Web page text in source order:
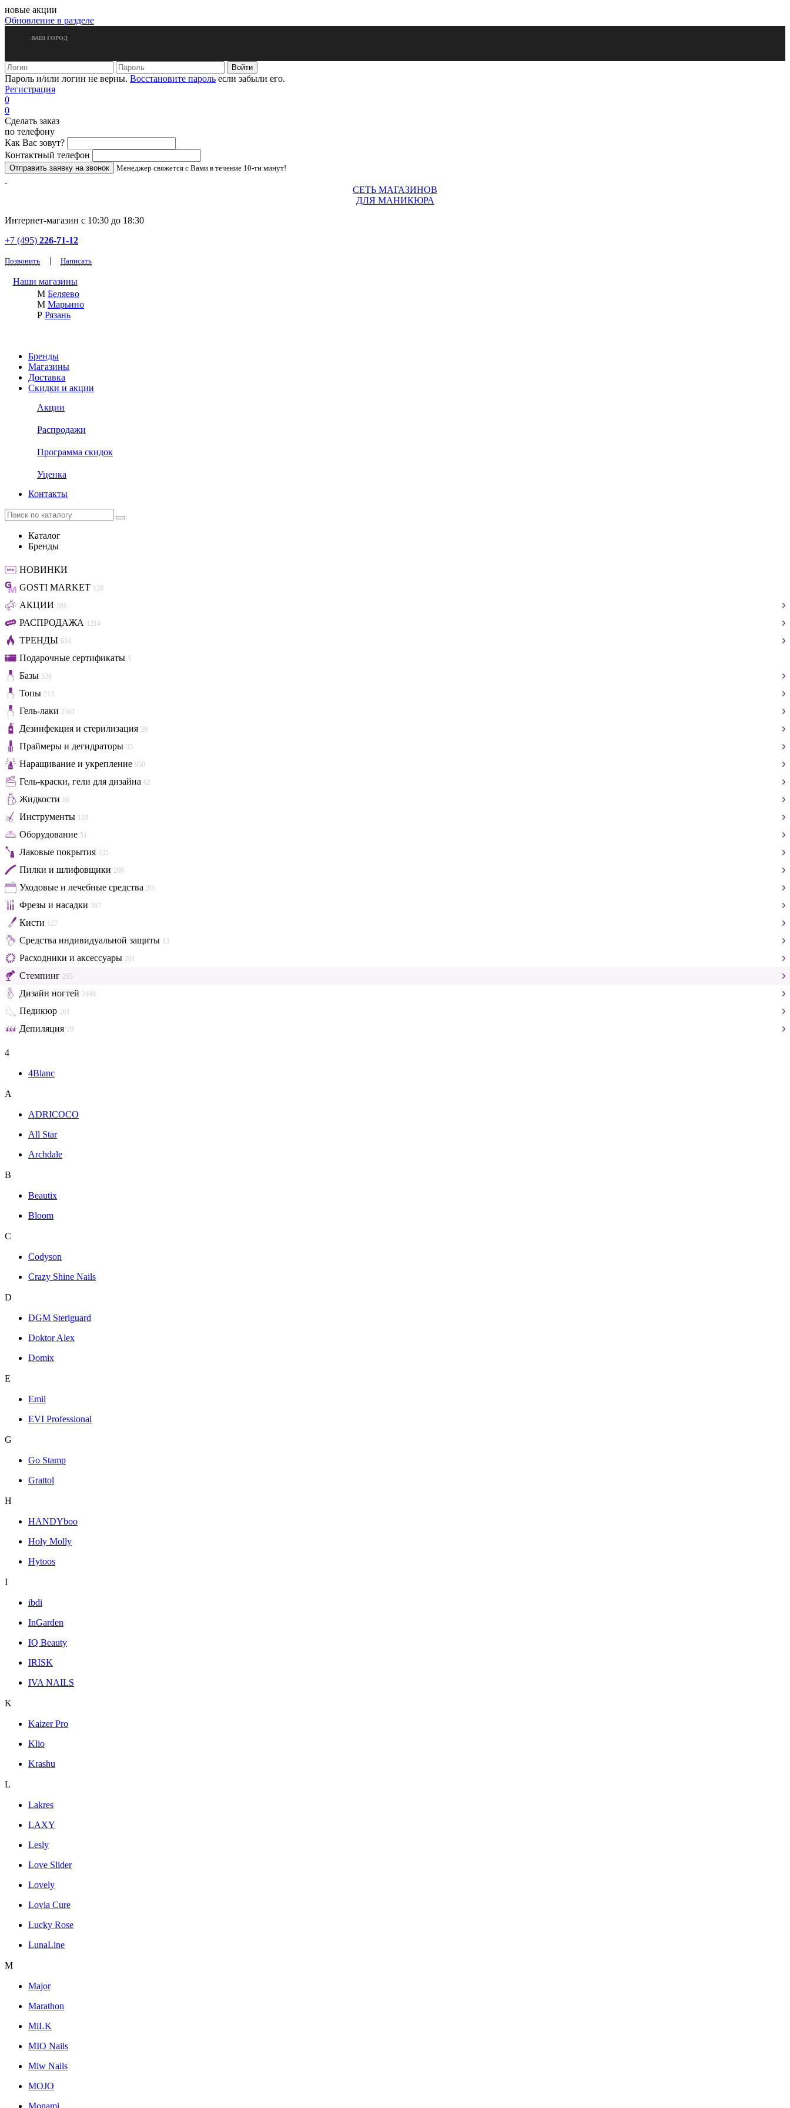
новые акции
Обновление в разделе
ВАШ ГОРОД
Пароль и/или логин не верны. Восстановите пароль если забыли его.
Регистрация
0
0
Сделать заказ
по телефону
Как Вас зовут?
Контактный телефон
Менеджер свяжется с Вами в течение 10-ти минут!
СЕТЬ МАГАЗИНОВ
ДЛЯ МАНИКЮРА
Интернет-магазин с 10:30 до 18:30
+7 (495) 226-71-12
Позвонить | Написать
Наши магазины
М Беляево
М Марьино
Р Рязань
Бренды
Магазины
Доставка
Скидки и акции
Акции
Распродажи
Программа скидок
Уценка
Контакты
Каталог
Бренды
НОВИНКИ
GOSTI MARKET 128
АКЦИИ 386
РАСПРОДАЖА 1214
ТРЕНДЫ 634
Подарочные сертификаты 5
Базы 526
Топы 213
Гель-лаки 2361
Дезинфекция и стерилизация 29
Праймеры и дегидраторы 35
Наращивание и укрепление 950
Гель-краски, гели для дизайна 62
Жидкости 86
Инструменты 119
Оборудование 51
Лаковые покрытия 335
Пилки и шлифовщики 200
Уходовые и лечебные средства 201
Фрезы и насадки 367
Кисти 127
Средства индивидуальной защиты 13
Расходники и аксессуары 201
Стемпинг 265
Дизайн ногтей 2448
Педикюр 261
Депиляция 29
4
4Blanc
A
ADRICOCO
All Star
Archdale
B
Beautix
Bloom
C
Codyson
Crazy Shine Nails
D
DGM Steriguard
Doktor Alex
Domix
E
Emil
EVI Professional
G
Go Stamp
Grattol
H
HANDYboo
Holy Molly
Hytoos
I
ibdi
InGarden
IQ Beauty
IRISK
IVA NAILS
K
Kaizer Pro
Klio
Krashu
L
Lakres
LAXY
Lesly
Love Slider
Lovely
Lovia Cure
Lucky Rose
LunaLine
M
Major
Marathon
MiLK
MIO Nails
Miw Nails
MOJO
Monami